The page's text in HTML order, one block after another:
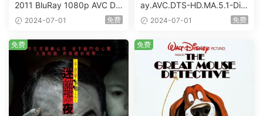
2011 BluRay 1080p AVC DT
S-HD MA5.1-shhaclm@CHD
2024-07-01 免费
ay.AVC.DTS-HD.MA.5.1-DiY
@HDHome [BDISO 19.7GB]
2024-07-01 免费
免费 免费